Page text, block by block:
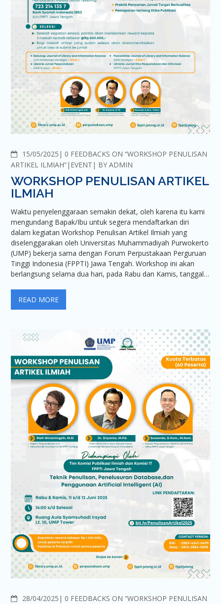
15/05/2025 COMMENTS
0 FEEDBACKS ON “WORKSHOP PENULISAN
ARTIKEL ILMIAH” EVENT BYADMIN
WORKSHOP PENULISAN ARTIKEL
ILMIAH
Waktu penyelenggaraan semakin dekat, oleh karena itu kami
mengundang Bapak/Ibu untuk segera mendaftarkan diri
dalam kegiatan Workshop Penulisan Artikel Ilmiah yang
diselenggarakan oleh Universitas Muhammadiyah Purwokerto
(UMP) bekerja sama dengan Forum Perpustakaan Perguruan
Tinggi Indonesia (FPPTI) Jawa Tengah. Workshop ini akan
berlangsung selama dua hari, pada Rabu dan Kamis, tanggal…
READ MORE
28/04/2025 COMMENTS
0 FEEDBACKS ON “WORKSHOP PENULISAN